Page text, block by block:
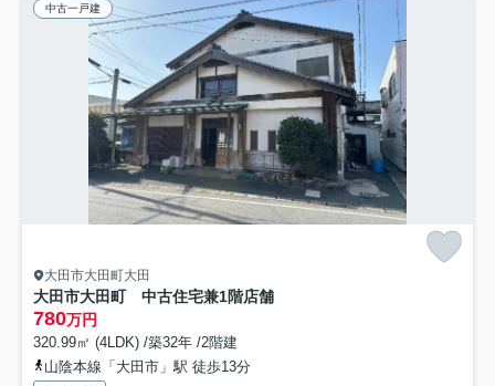
中古一戸建
大田市大田町大田
大田市大田町 中古住宅兼1階店舗
780万円
320.99㎡ (4LDK) /築32年 /2階建
山陰本線「大田市」駅 徒歩13分